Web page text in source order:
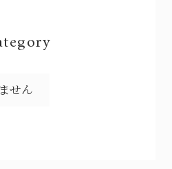
せん